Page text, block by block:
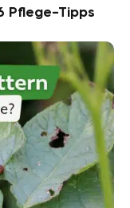
Pflege-Tipps